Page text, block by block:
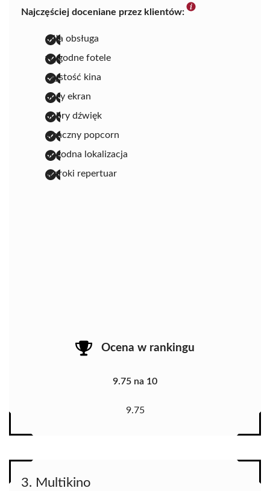
Najczęściej doceniane przez klientów:
miła obsługa
wygodne fotele
czystość kina
duży ekran
dobry dźwięk
smaczny popcorn
dogodna lokalizacja
szeroki repertuar
Ocena w rankingu
9.75 na 10
9.75
3. Multikino